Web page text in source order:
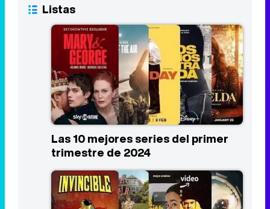
Listas
Las 10 mejores series del primer
trimestre de 2024